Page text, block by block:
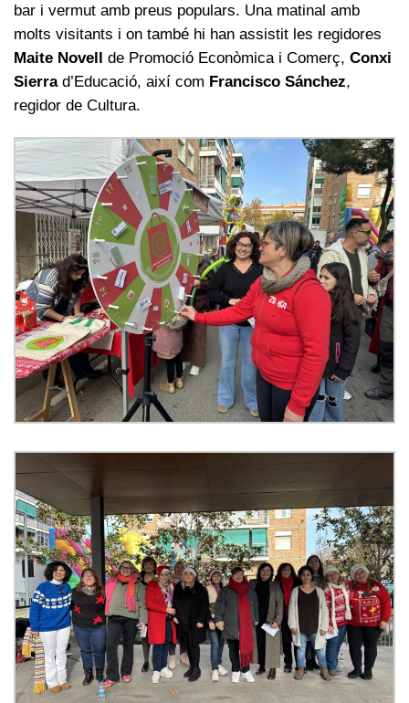
bar i vermut amb preus populars. Una matinal amb
molts visitants i on també hi han assistit les regidores
Maite Novell de Promoció Econòmica i Comerç, Conxi
Sierrad’Educació, així com Francisco Sánchez,
regidor de Cultura.